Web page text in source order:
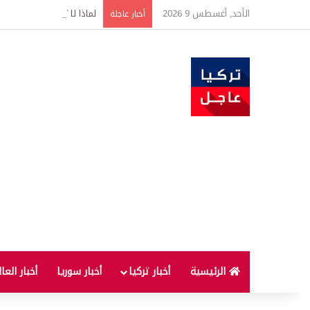
الأحد, أغسطس 9 2026 أخبار عاجلة لماذا لا يُنصح بإطفاء
الرئيسية أخبار تركيا أخبار سوريا أخبار